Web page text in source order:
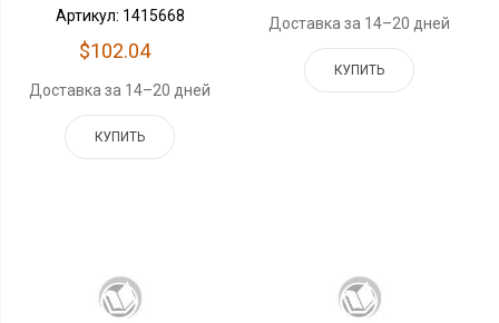
Артикул: 1415668
$102.04
Доставка за 14–20 дней
КУПИТЬ
Доставка за 14–20 дней
КУПИТЬ